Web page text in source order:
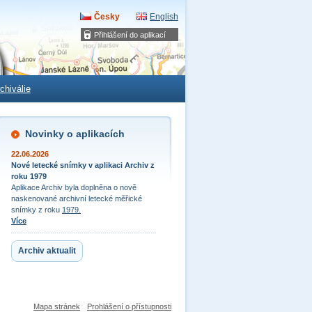
Přihlášení do aplikací
Česky English
Novinky o aplikacích
22.06.2026
Nové letecké snímky v aplikaci Archiv z
roku 1979
Aplikace Archiv byla doplněna o nově
naskenované archivní letecké měřické
snímky z roku 1979.
Více
Archiv aktualit
Mapa stránek Prohlášení o přístupnosti